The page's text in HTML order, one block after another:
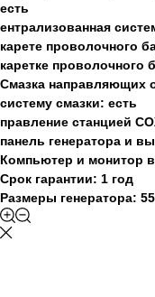
есть
ентрализованная
карете проволочного
каретке проволочного
Смазка направляющих
систему смазки: есть
правление станцией
панель генератора и
Компьютер и монитор
Срок гарантии: 1 год
Размеры генератора: